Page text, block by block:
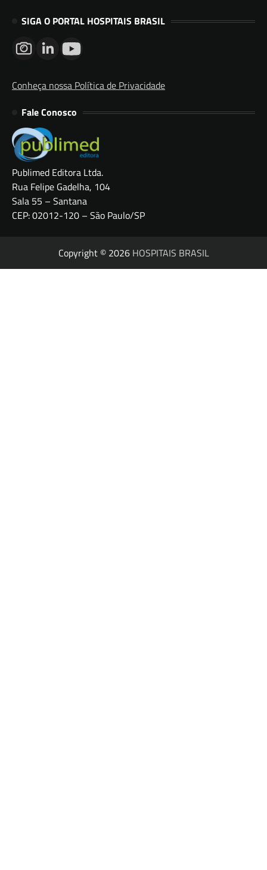
SIGA O PORTAL HOSPITAIS BRASIL
Conheça nossa Política de Privacidade
Fale Conosco
Publimed Editora Ltda.
Rua Felipe Gadelha, 104
Sala 55 – Santana
CEP: 02012-120 – São Paulo/SP
Copyright © 2026 HOSPITAIS BRASIL